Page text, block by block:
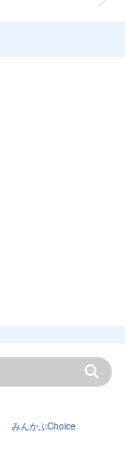
みんかぶChoice